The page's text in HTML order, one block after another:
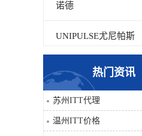
诺德
UNIPULSE尤尼帕斯
科比
三菱
热门资讯
苏州ITT代理
温州ITT价格